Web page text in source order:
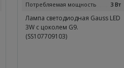
Потребляемая мощность
3 Вт
Лампа светодиодная Gauss LED
3W с цоколем G9.
(SS107709103)